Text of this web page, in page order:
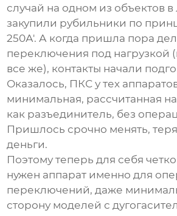
случай на одном из объектов
закупили рубильники по
250А'. А когда пришла пора
переключения под нагрузкой
все же), контакты начали
Оказалось, ПКС у тех
минимальная, рассчитанная
как разъединитель, без
Пришлось срочно менять,
деньги.
Поэтому теперь для себя
нужен аппарат именно для
переключений, даже
сторону моделей с